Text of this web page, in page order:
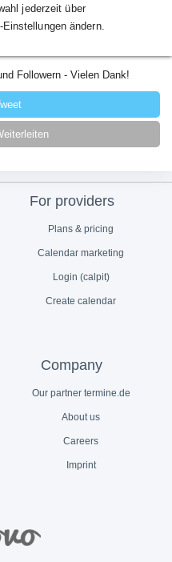
Followern - Vielen Dank!
For providers
Plans & pricing
Calendar marketing
Login (calpit)
Create calendar
Company
Our partner termine.de
About us
Careers
Imprint
jederzeit über
Einstellungen ändern.